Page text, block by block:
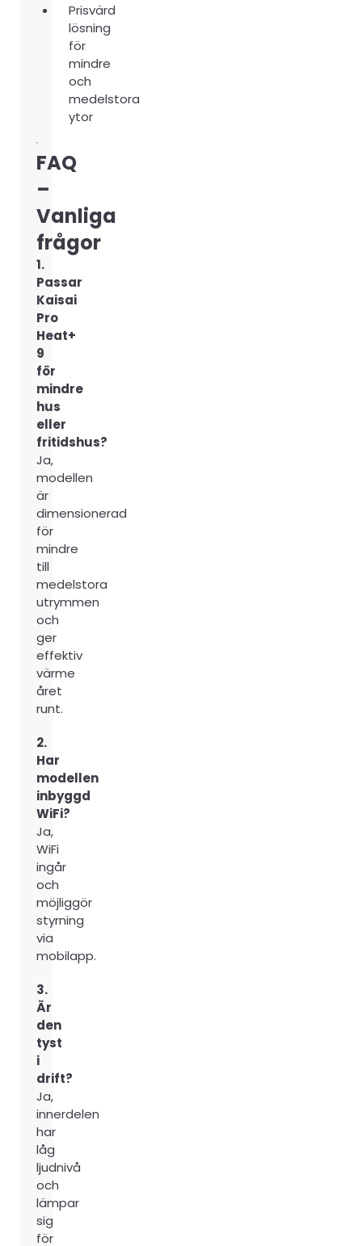
Prisvärd
lösning
för
mindre
och
medelstora
ytor
FAQ
–
Vanliga
frågor
1.
Passar
Kaisai
Pro
Heat+
9
för
mindre
hus
eller
fritidshus?
Ja,
modellen
är
dimensionerad
för
mindre
till
medelstora
utrymmen
och
ger
effektiv
värme
året
runt.
2.
Har
modellen
inbyggd
WiFi?
Ja,
WiFi
ingår
och
möjliggör
styrning
via
mobilapp.
3.
Är
den
tyst
i
drift?
Ja,
innerdelen
har
låg
ljudnivå
och
lämpar
sig
för